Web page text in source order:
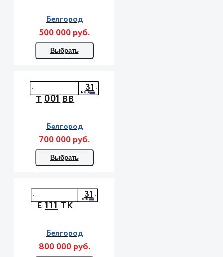
Белгород
500 000 руб.
Выбрать
Т001ВВ
31
Белгород
700 000 руб.
Выбрать
Е111ТК
31
Белгород
800 000 руб.